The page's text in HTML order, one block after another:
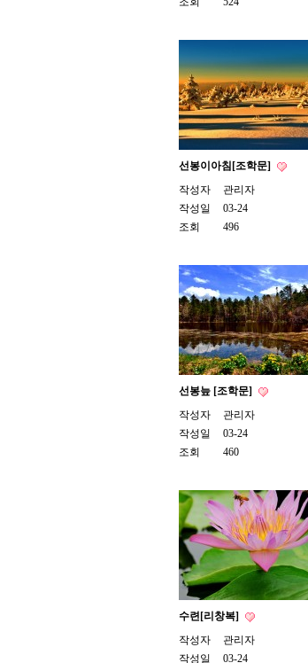
선봉이아침[조학문]
작성자
관리자
작성일
03-24
조회
496
선봉늪 [조학문]
작성자
관리자
작성일
03-24
조회
460
수련[리창복]
작성자
관리자
작성일
03-24